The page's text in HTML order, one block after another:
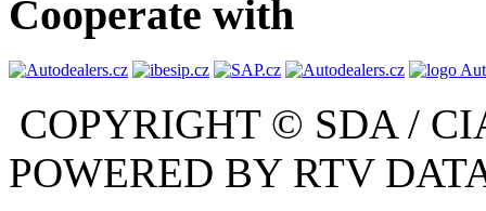
Cooperate with
COPYRIGHT © SDA /
POWERED BY RTV